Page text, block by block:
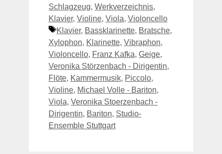
Schlagzeug, Werkverzeichnis,
Klavier, Violine, Viola, Violoncello
Schlagwörter
Klavier, Bassklarinette, Bratsche,
Xylophon, Klarinette, Vibraphon,
Violoncello, Franz Kafka, Geige,
Veronika Störzenbach - Dirigentin,
Flöte, Kammermusik, Piccolo,
Violine, Michael Volle - Bariton,
Viola, Veronika Stoerzenbach -
Dirigentin, Bariton, Studio-
Ensemble Stuttgart